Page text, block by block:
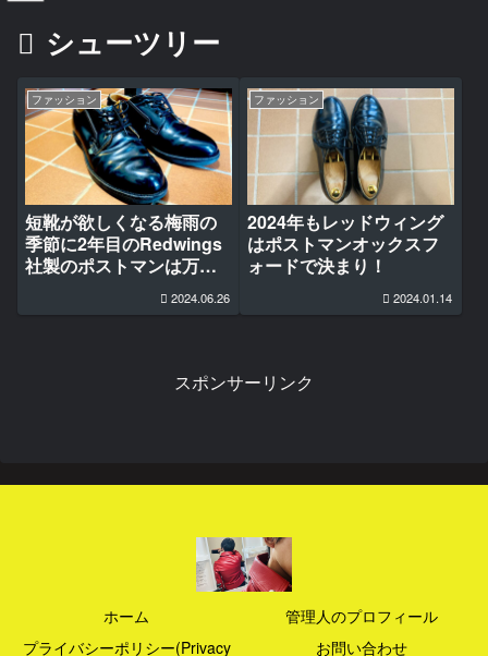
シューツリー
ファッション
短靴が欲しくなる梅雨の
季節に2年目のRedwings
社製のポストマンは万能
2024.06.26
ファッション
2024年もレッドウィング
はポストマンオックスフ
ォードで決まり！
2024.01.14
スポンサーリンク
ホーム
管理人のプロフィール
プライバシーポリシー(Privacy
お問い合わせ